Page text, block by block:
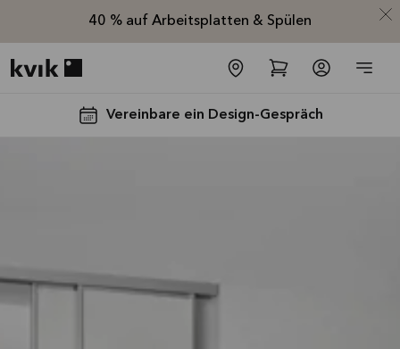
40 % auf Arbeitsplatten & Spülen
Vereinbare ein Design-Gespräch